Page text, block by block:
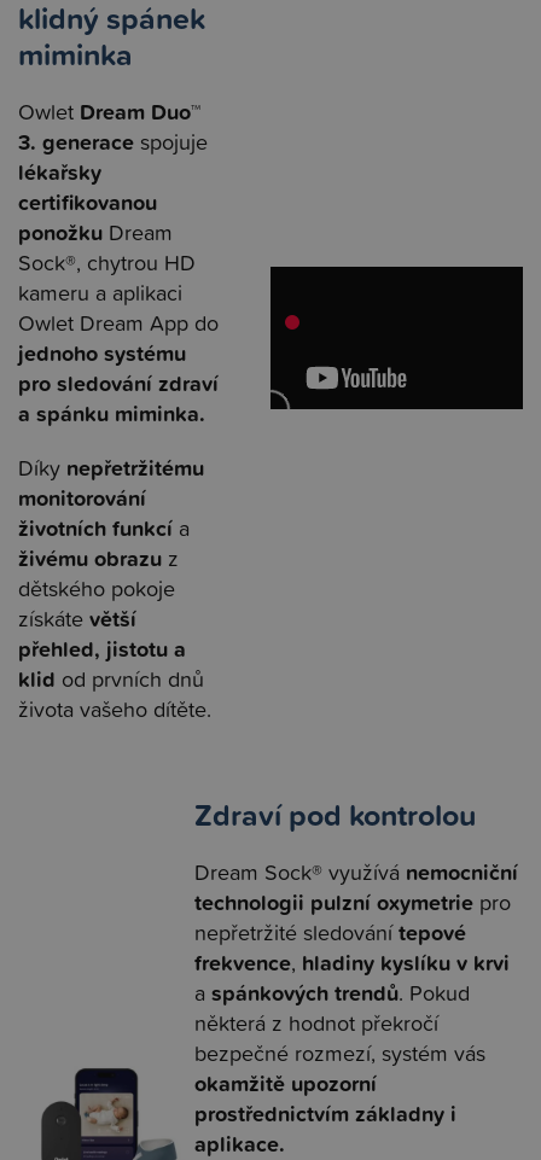
klidný spánek
miminka
Owlet Dream Duo™
3. generace spojuje
lékařsky
certifikovanou
ponožku Dream
Sock®, chytrou HD
kameru a aplikaci
Owlet Dream App do
jednoho systému
pro sledování zdraví
a spánku miminka.
Díky nepřetržitému
monitorování
životních funkcí a
živému obrazu z
dětského pokoje
získáte větší
přehled, jistotu a
klid od prvních dnů
života vašeho dítěte.
Zdraví pod kontrolou
Dream Sock® využívá nemocniční
technologii pulzní oxymetrie pro
nepřetržité sledovánítepové
frekvence, hladiny kyslíku v krvi
aspánkových trendů. Pokud
některá z hodnot překročí
bezpečné rozmezí, systém vás
okamžitě upozorní
prostřednictvím základny i
aplikace.